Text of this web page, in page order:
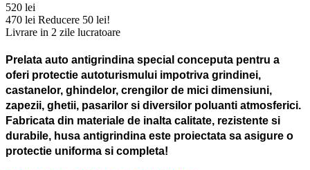
520 lei
470 lei Reducere 50 lei!
Livrare in 2 zile lucratoare
Prelata auto antigrindina special conceputa pentru a
oferi protectie autoturismului impotriva grindinei,
castanelor, ghindelor, crengilor de mici dimensiuni,
zapezii, ghetii, pasarilor si diversilor poluanti atmosferici.
Fabricata din materiale de inalta calitate, rezistente si
durabile, husa antigrindina este proiectata sa asigure o
protectie uniforma si completa!